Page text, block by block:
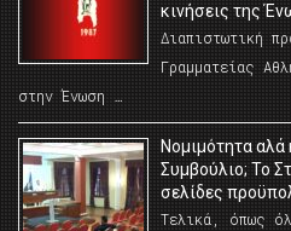
κινήσεις της
Διαπιστωτική
Γραμματείας
στην Ένωση …
Νομιμότητα αλά
Συμβούλιο; Το
σελίδες
Τελικά, όπως